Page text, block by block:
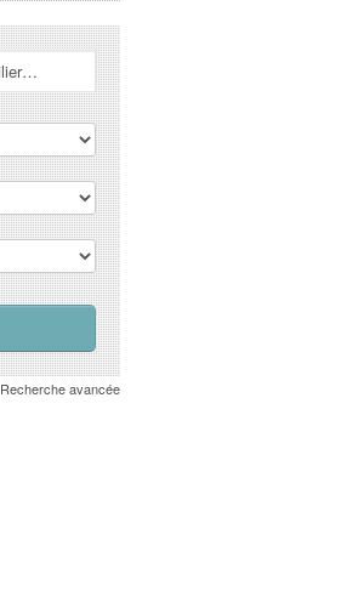
Recherche avancée